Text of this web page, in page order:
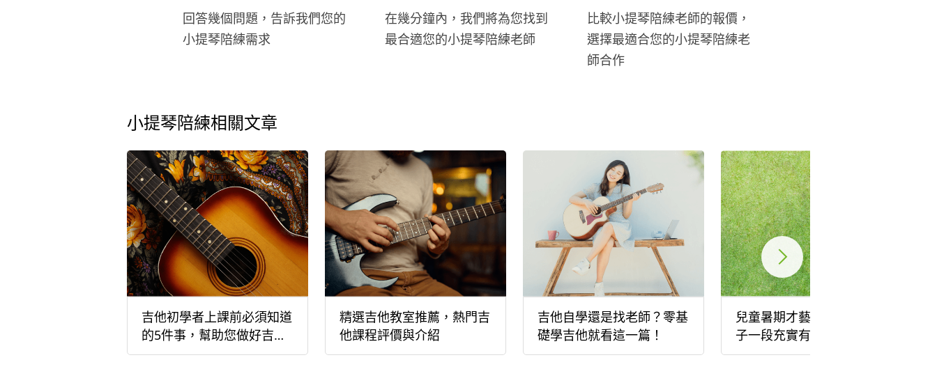
回答幾個問題，告訴我們您的
小提琴陪練需求
在幾分鐘內，我們將為您找到
最合適您的小提琴陪練老師
比較小提琴陪練老師的報價，
選擇最適合您的小提琴陪練老
師合作
小提琴陪練相關文章
吉他初學者上課前必須知道
的5件事，幫助您做好吉他
入門的準備
精選吉他教室推薦，熱門吉
他課程評價與介紹
吉他自學還是找老師？零基
礎學吉他就看這一篇！
兒童暑期才藝班推薦，給孩
子一段充實有趣的假期體
驗！